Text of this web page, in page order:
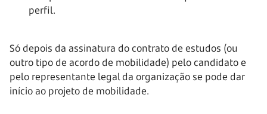
perfil.
Só depois da assinatura do contrato de estudos (ou
outro tipo de acordo de mobilidade) pelo candidato e
pelo representante legal da organização se pode dar
início ao projeto de mobilidade.